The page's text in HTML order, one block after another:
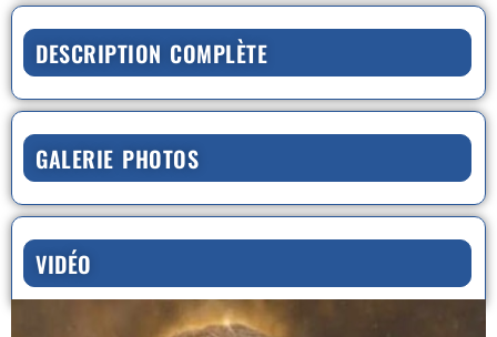
DESCRIPTION COMPLÈTE
GALERIE PHOTOS
VIDÉO